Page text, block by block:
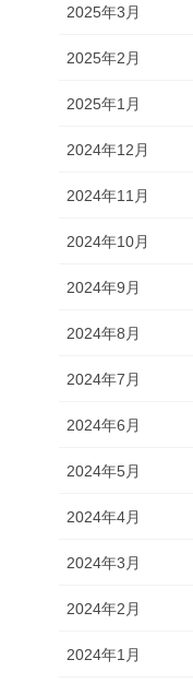
2025年3月
2025年2月
2025年1月
2024年12月
2024年11月
2024年10月
2024年9月
2024年8月
2024年7月
2024年6月
2024年5月
2024年4月
2024年3月
2024年2月
2024年1月